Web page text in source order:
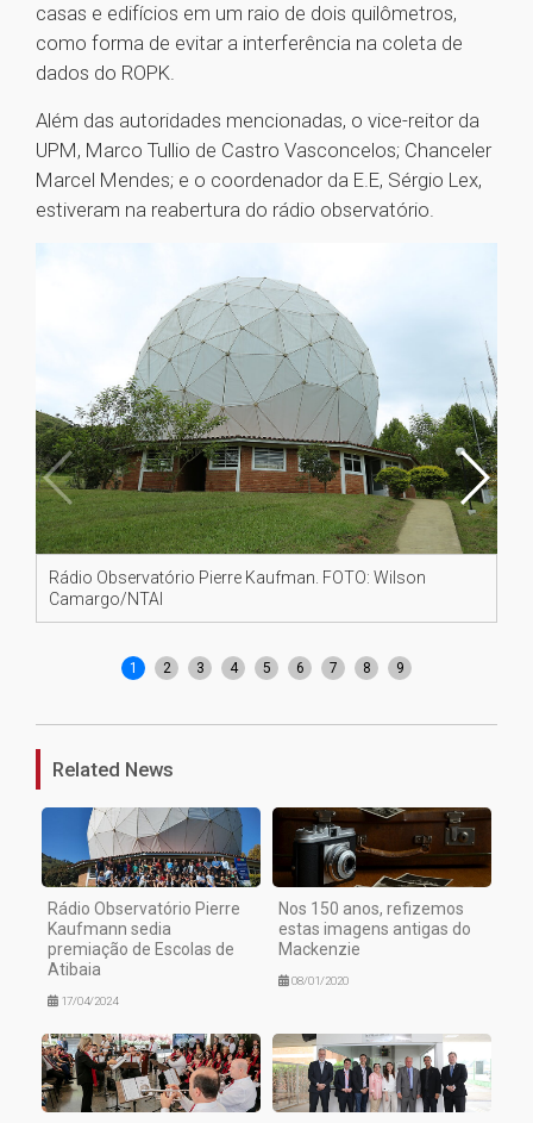
casas e edifícios em um raio de dois quilômetros,
como forma de evitar a interferência na coleta de
dados do ROPK.
Além das autoridades mencionadas, o vice-reitor da
UPM, Marco Tullio de Castro Vasconcelos; Chanceler
Marcel Mendes; e o coordenador da E.E, Sérgio Lex,
estiveram na reabertura do rádio observatório.
Rádio Observatório Pierre Kaufman. FOTO: Wilson
Camargo/NTAI
1 2 3 4 5 6 7 8 9
Related News
Rádio Observatório Pierre
Kaufmann sedia
premiação de Escolas de
Atibaia
17/04/2024
Nos 150 anos, refizemos
estas imagens antigas do
Mackenzie
08/01/2020